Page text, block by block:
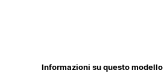
Informazioni su questo modello